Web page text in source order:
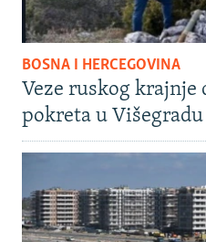
BOSNA I HERCEGOVINA
Veze ruskog krajnje
pokreta u Višegradu